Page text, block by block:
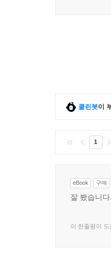
클린봇이
1
eBook 구매
잘 봤습니다.
이 한줄평이